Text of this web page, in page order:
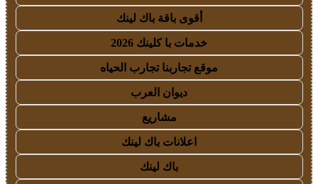
أقوى باقة باك لينك
خدمات با كلينك 2026
موقع تجاربنا تجارب الحياه
ديوان العرب
مشاريع
اعلانات باك لينك
باك لينك